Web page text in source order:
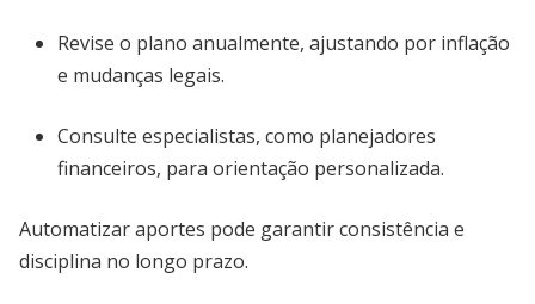
Revise o plano anualmente, ajustando por inflação
e mudanças legais.
Consulte especialistas, como planejadores
financeiros, para orientação personalizada.
Automatizar aportes pode garantir consistência e
disciplina no longo prazo.